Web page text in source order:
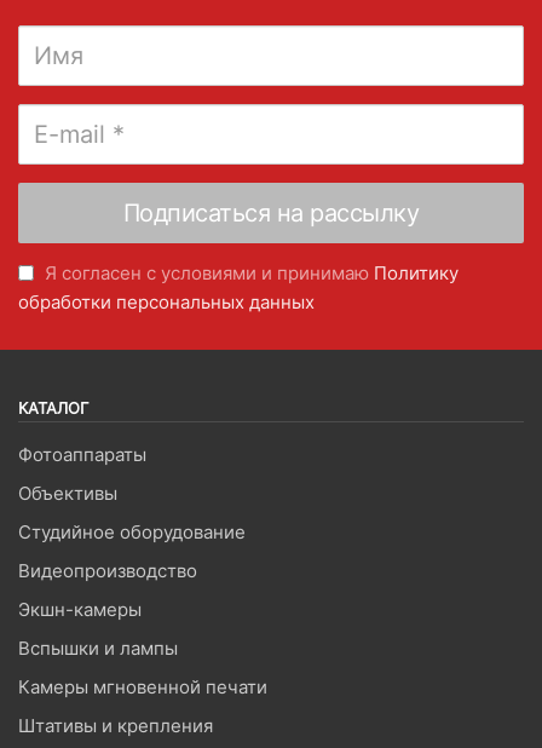
Я согласен с условиями и принимаю Политику
обработки персональных данных
КАТАЛОГ
Фотоаппараты
Объективы
Студийное оборудование
Видеопроизводство
Экшн-камеры
Вспышки и лампы
Камеры мгновенной печати
Штативы и крепления